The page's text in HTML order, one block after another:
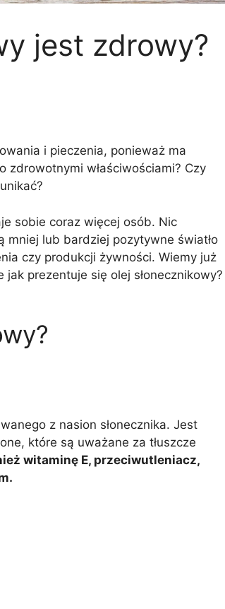
jest zdrowy?
i pieczenia, ponieważ ma
zdrowotnymi właściwościami? Czy
sobie coraz więcej osób. Nic
lub bardziej pozytywne światło
czy produkcji żywności. Wiemy już
prezentuje się olej słonecznikowy?
z nasion słonecznika. Jest
które są uważane za tłuszcze
witaminę E, przeciwutleniacz,